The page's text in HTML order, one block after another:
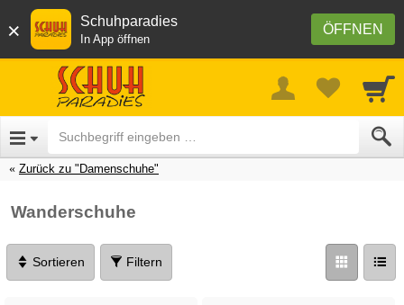
× ÖFFNEN
Schuhparadies
In App öffnen
Zurück zu "Damenschuhe"
Wanderschuhe
Sortieren Filtern